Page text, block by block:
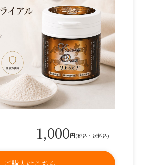
1,000円(税込・送料込)